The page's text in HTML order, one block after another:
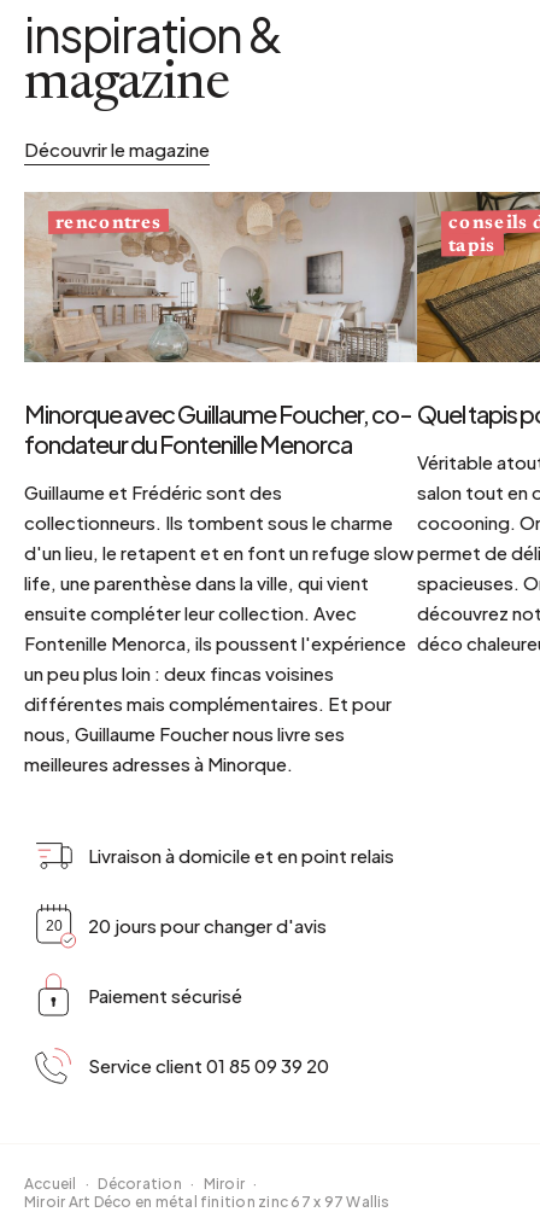
inspiration &
magazine
Découvrir le magazine
rencontres
Minorque avec Guillaume Foucher, co-
fondateur du Fontenille Menorca
Guillaume et Frédéric sont des
collectionneurs. Ils tombent sous le charme
d'un lieu, le retapent et en font un refuge slow
life, une parenthèse dans la ville, qui vient
ensuite compléter leur collection. Avec
Fontenille Menorca, ils poussent l'expérience
un peu plus loin : deux fincas voisines
différentes mais complémentaires. Et pour
nous, Guillaume Foucher nous livre ses
meilleures adresses à Minorque.
conseils
tapis
Quel tapis
Véritable
salon tout en
cocooning.
permet de
spacieuses.
découvrez
déco
Livraison à domicile et en point relais
20 jours pour changer d'avis
Paiement sécurisé
Service client 01 85 09 39 20
Accueil · Décoration · Miroir ·
Miroir Art Déco en métal finition zinc 67 x 97 Wallis